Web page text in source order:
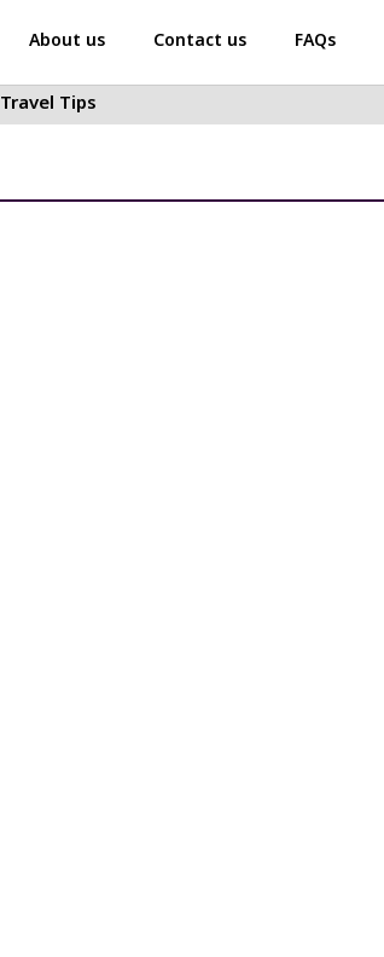
About us Contact us FAQs
Travel Tips